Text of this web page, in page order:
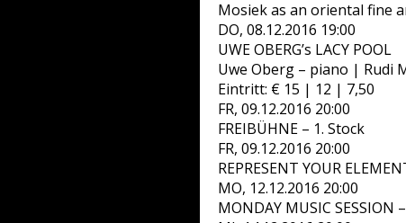
Mosiek as an oriental fine
DO, 08.12.2016 19:00
UWE OBERG’s LACY POOL
Uwe Oberg – piano | Rudi
Eintritt: € 15 | 12 | 7,50
FR, 09.12.2016 20:00
FREIBÜHNE – 1. Stock
FR, 09.12.2016 20:00
REPRESENT YOUR
MO, 12.12.2016 20:00
MONDAY MUSIC